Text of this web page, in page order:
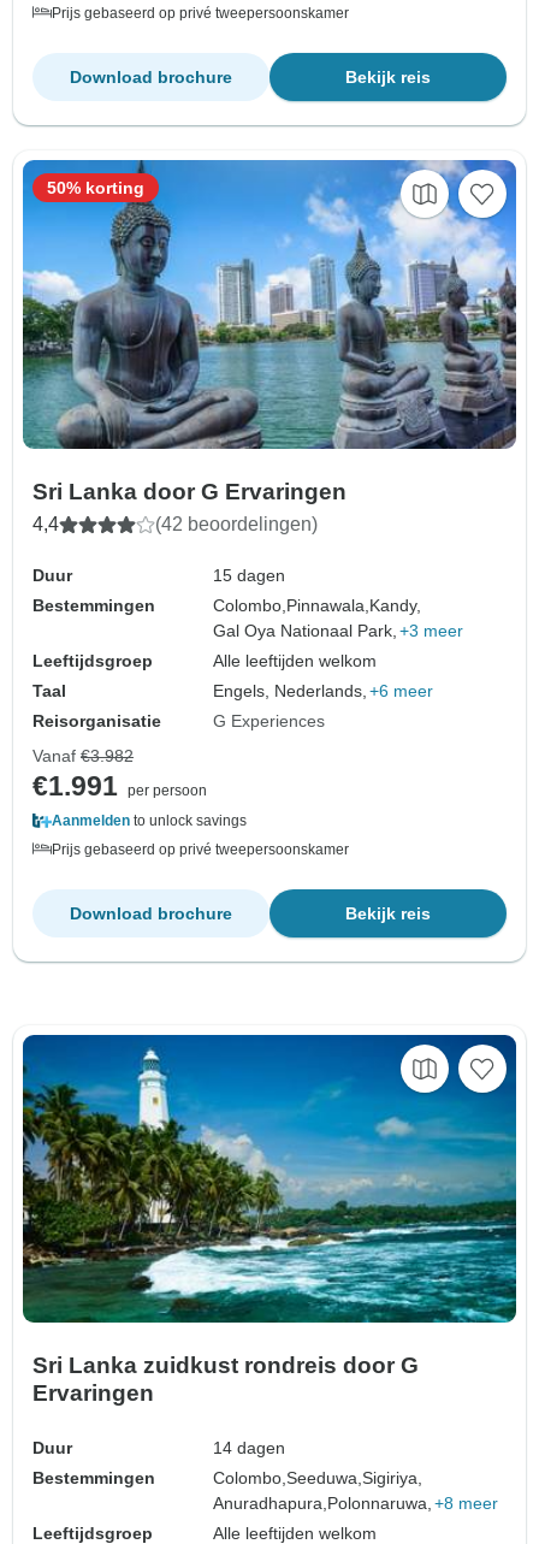
Prijs gebaseerd op privé tweepersoonskamer
Bekijk reis
Download brochure
Sri Lanka door G Ervaringen
4,4 (42 beoordelingen)
Duur
15 dagen
Bestemmingen
Colombo, Pinnawala, Kandy,
Gal Oya Nationaal Park, +3 meer
Leeftijdsgroep
Alle leeftijden welkom
Taal
Engels, Nederlands, +6 meer
Reisorganisatie
G Experiences
50% korting
Vanaf €3.982
€1.991 per persoon
Aanmelden to unlock savings
Prijs gebaseerd op privé tweepersoonskamer
Bekijk reis
Download brochure
Sri Lanka zuidkust rondreis door G
Ervaringen
Duur
14 dagen
Bestemmingen
Colombo,Seeduwa,Sigiriya,
Anuradhapura, Polonnaruwa, +8 meer
Leeftijdsgroep
Alle leeftijden welkom